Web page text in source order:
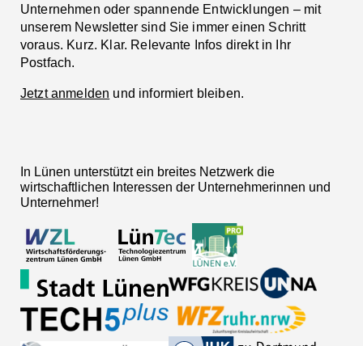
Unternehmen oder spannende Entwicklungen – mit
unserem Newsletter sind Sie immer einen Schritt
voraus. Kurz. Klar. Relevante Infos direkt in Ihr
Postfach.
Jetzt anmelden und informiert bleiben.
In Lünen unterstützt ein breites Netzwerk die
wirtschaftlichen Interessen der Unternehmerinnen und
Unternehmer!